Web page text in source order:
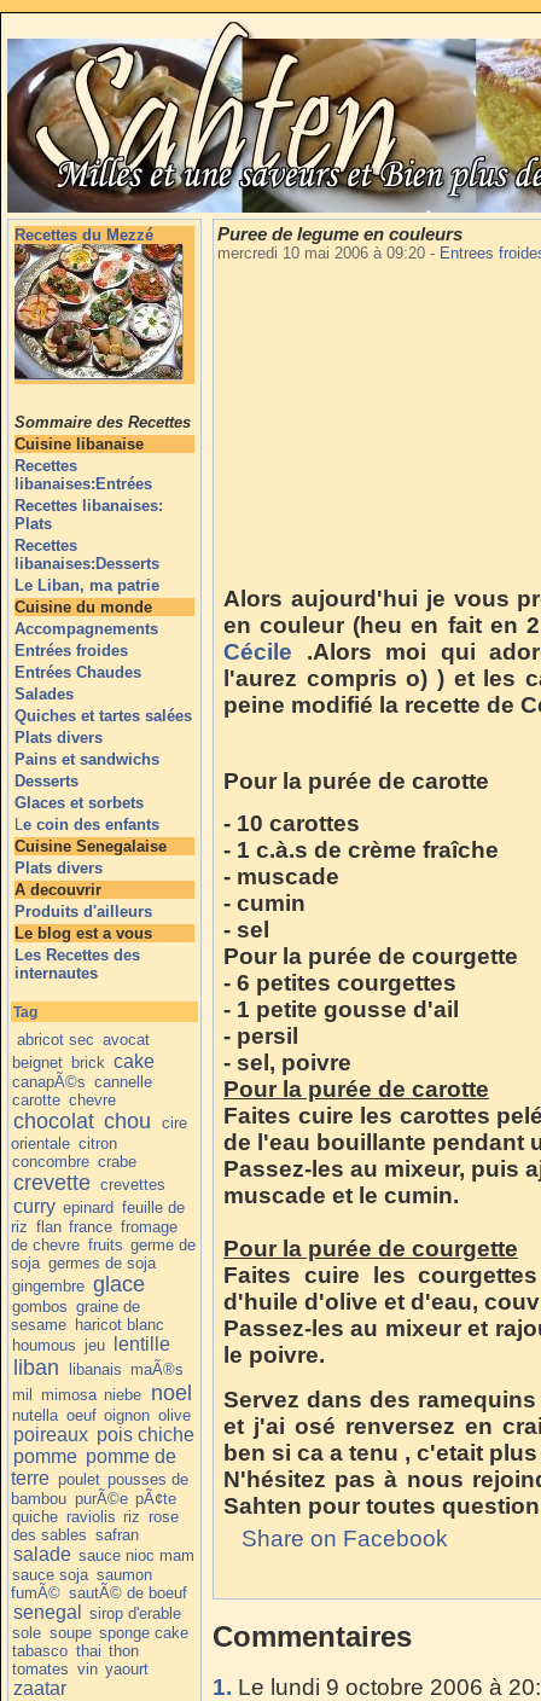
Recettes du Mezzé
Sommaire des Recettes
Cuisine libanaise
Recettes
libanaises:Entrées
Recettes libanaises:
Plats
Recettes
libanaises:Desserts
Le Liban, ma patrie
Cuisine du monde
Accompagnements
Entrées froides
Entrées Chaudes
Salades
Quiches et tartes salées
Plats divers
Pains et sandwichs
Desserts
Glaces et sorbets
Le coin des enfants
Cuisine Senegalaise
Plats divers
A decouvrir
Produits d'ailleurs
Le blog est a vous
Les Recettes des
internautes
Tag
abricot sec avocat
beignet brick cake
canapÃ©s cannelle
carotte chevre
chocolat chou
cire
orientale citron
concombre crabe
crevette crevettes
curry epinard feuille de
riz flan france fromage
de chevre fruits germe de
soja germes de soja
gingembre glace
gombos graine de
sesame haricot blanc
houmous jeu lentille
liban libanais maÃ®s
mil mimosa niebe noel
nutella oeuf oignon olive
poireaux pois chiche
pomme pomme de
terre poulet pousses de
bambou purÃ©e pÃ¢te
quiche raviolis riz rose
des sables safran
salade sauce nioc mam
sauce soja saumon
fumÃ© sautÃ© de boeuf
senegal
sirop d'erable
sole soupe sponge cake
tabasco thai thon
tomates vin yaourt
zaatar
Puree de legume en couleurs
mercredi 10 mai 2006 à 09:20 - Entrees
Alors aujourd'hui je vous
en couleur (heu en fait en
Cécile .Alors moi qui
l'aurez compris o) ) et les
peine modifié la recette de
Pour la purée de carotte
- 10 carottes
- 1 c.à.s de crème fraîche
- muscade
- cumin
- sel
Pour la purée de courgette
- 6 petites courgettes
- 1 petite gousse d'ail
- persil
- sel, poivre
Pour la purée de carotte
Faites cuire les carottes
de l'eau bouillante pendant
Passez-les au mixeur, puis
muscade et le cumin.
Pour la purée de courgette
Faites cuire les
d'huile d'olive et d'eau,
Passez-les au mixeur et
le poivre.
Servez dans des
et j'ai osé renversez en
ben si ca a tenu , c'etait
N'hésitez pas à nous
Sahten pour toutes
Share on Facebook
Commentaires
1. Le lundi 9 octobre 2006 à